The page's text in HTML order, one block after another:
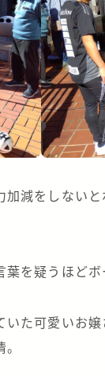
減をしない
を疑うほど
た可愛いお